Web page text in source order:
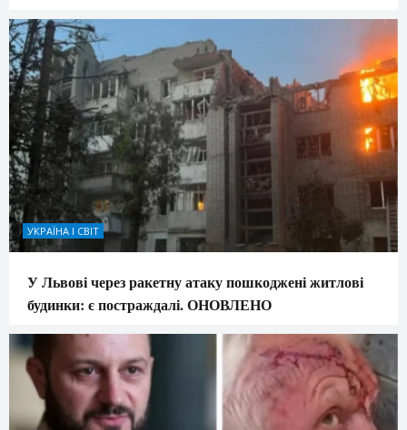
УКРАЇНА І СВІТ
У Львові через ракетну атаку пошкоджені житлові
будинки: є постраждалі. ОНОВЛЕНО